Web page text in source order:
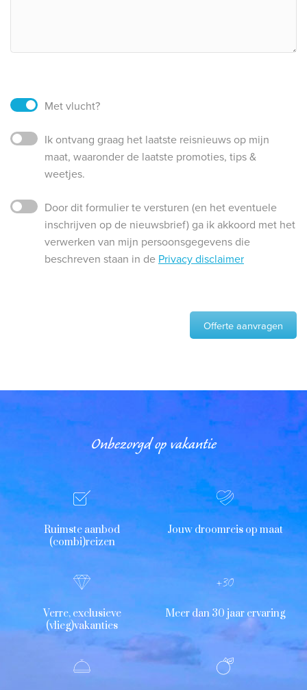
Met vlucht?
Ik ontvang graag het laatste reisnieuws op mijn
maat, waaronder de laatste promoties, tips &
weetjes.
Door dit formulier te versturen (en het eventuele
inschrijven op de nieuwsbrief) ga ik akkoord met het
verwerken van mijn persoonsgegevens die
beschreven staan in de Privacy disclaimer
Offerte aanvragen
Onbezorgd op vakantie
Ruimste aanbod
(combi)reizen
Jouw droomreis op maat
Verre, exclusieve
(vlieg)vakanties
Meer dan 30 jaar ervaring